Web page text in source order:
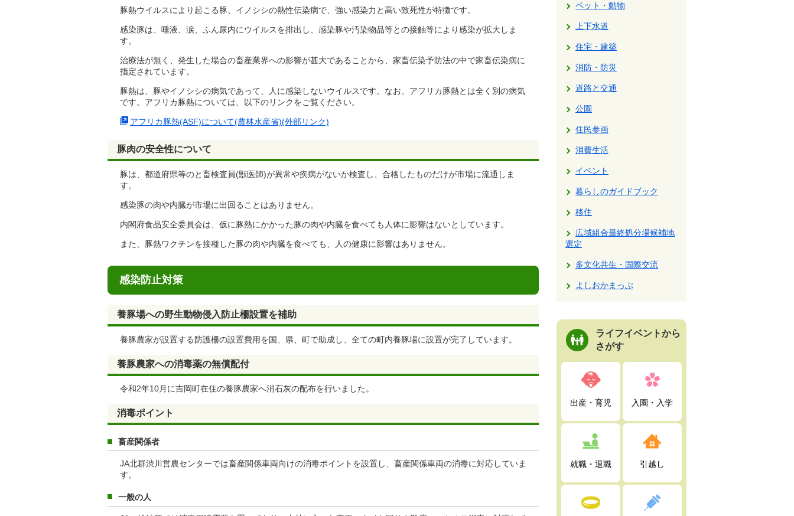
豚熱ウイルスにより起こる豚、イノシシの熱性伝染病で、強い感染力と高い致死性が特徴です。
感染豚は、唾液、涙、ふん尿内にウイルスを排出し、感染豚や汚染物品等との接触等により感染が拡大しま
す。
治療法が無く、発生した場合の畜産業界への影響が甚大であることから、家畜伝染予防法の中で家畜伝染病に
指定されています。
豚熱は、豚やイノシシの病気であって、人に感染しないウイルスです。なお、アフリカ豚熱とは全く別の病気
です。アフリカ豚熱については、以下のリンクをご覧ください。
アフリカ豚熱(ASF)について(農林水産省)(外部リンク)
豚肉の安全性について
豚は、都道府県等のと畜検査員(獣医師)が異常や疾病がないか検査し、合格したものだけが市場に流通しま
す。
感染豚の肉や内臓が市場に出回ることはありません。
内閣府食品安全委員会は、仮に豚熱にかかった豚の肉や内臓を食べても人体に影響はないとしています。
また、豚熱ワクチンを接種した豚の肉や内臓を食べても、人の健康に影響はありません。
感染防止対策
養豚場への野生動物侵入防止柵設置を補助
養豚農家が設置する防護柵の設置費用を国、県、町で助成し、全ての町内養豚場に設置が完了しています。
養豚農家への消毒薬の無償配付
令和2年10月に吉岡町在住の養豚農家へ消石灰の配布を行いました。
消毒ポイント
畜産関係者
JA北群渋川営農センターでは畜産関係車両向けの消毒ポイントを設置し、畜産関係車両の消毒に対応していま
す。
一般の人
ペット・動物
上下水道
住宅・建築
消防・防災
道路と交通
公園
住民参画
消費生活
イベント
暮らしのガイドブック
移住
広域組合最終処分場候補地
選定
多文化共生・国際交流
よしおかまっぷ
ライフイベントから
さがす
出産・育児 入園・入学
就職・退職 引越し